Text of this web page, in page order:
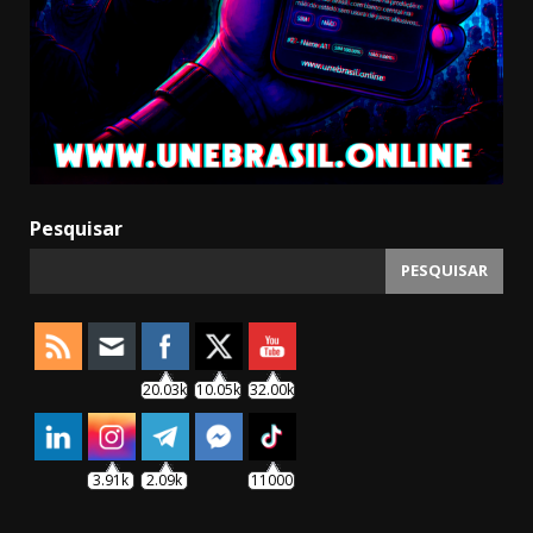
Pesquisar
PESQUISAR
20.03k 10.05k 32.00k
3.91k 2.09k 11000